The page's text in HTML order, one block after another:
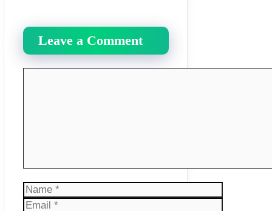
Leave a Comment
Name
Email